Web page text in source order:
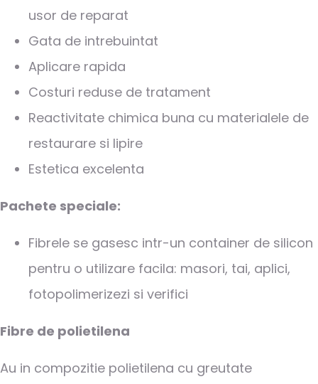
usor de reparat
Gata de intrebuintat
Aplicare rapida
Costuri reduse de tratament
Reactivitate chimica buna cu materialele de
restaurare si lipire
Estetica excelenta
Pachete speciale:
Fibrele se gasesc intr-un container de silicon
pentru o utilizare facila: masori, tai, aplici,
fotopolimerizezi si verifici
Fibre de polietilena
Au in compozitie polietilena cu greutate